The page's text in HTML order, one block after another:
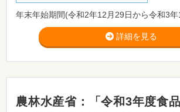
詳細を見る
農林水産省：「令和3年度食